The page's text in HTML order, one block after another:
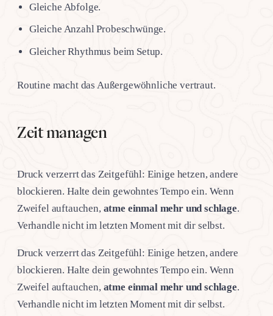
Gleiche Abfolge.
Gleiche Anzahl Probeschwünge.
Gleicher Rhythmus beim Setup.
Routine macht das Außergewöhnliche vertraut.
Zeit managen
Druck verzerrt das Zeitgefühl: Einige hetzen, andere
blockieren. Halte dein gewohntes Tempo ein. Wenn
Zweifel auftauchen, atme einmal mehr und schlage.
Verhandle nicht im letzten Moment mit dir selbst.
Druck verzerrt das Zeitgefühl: Einige hetzen, andere
blockieren. Halte dein gewohntes Tempo ein. Wenn
Zweifel auftauchen, atme einmal mehr und schlage.
Verhandle nicht im letzten Moment mit dir selbst.